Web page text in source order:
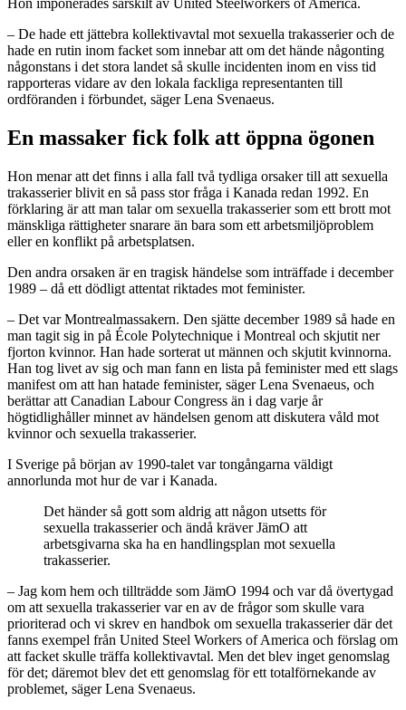
Hon imponerades särskilt av United Steelworkers of America.
– De hade ett jättebra kollektivavtal mot sexuella trakasserier och de
hade en rutin inom facket som innebar att om det hände någonting
någonstans i det stora landet så skulle incidenten inom en viss tid
rapporteras vidare av den lokala fackliga representanten till
ordföranden i förbundet, säger Lena Svenaeus.
En massaker fick folk att öppna ögonen
Hon menar att det finns i alla fall två tydliga orsaker till att sexuella
trakasserier blivit en så pass stor fråga i Kanada redan 1992. En
förklaring är att man talar om sexuella trakasserier som ett brott mot
mänskliga rättigheter snarare än bara som ett arbetsmiljöproblem
eller en konflikt på arbetsplatsen.
Den andra orsaken är en tragisk händelse som inträffade i december
1989 – då ett dödligt attentat riktades mot feminister.
– Det var Montrealmassakern. Den sjätte december 1989 så hade en
man tagit sig in på École Polytechnique i Montreal och skjutit ner
fjorton kvinnor. Han hade sorterat ut männen och skjutit kvinnorna.
Han tog livet av sig och man fann en lista på feminister med ett slags
manifest om att han hatade feminister, säger Lena Svenaeus, och
berättar att Canadian Labour Congress än i dag varje år
högtidlighåller minnet av händelsen genom att diskutera våld mot
kvinnor och sexuella trakasserier.
I Sverige på början av 1990-talet var tongångarna väldigt
annorlunda mot hur de var i Kanada.
Det händer så gott som aldrig att någon utsetts för
sexuella trakasserier och ändå kräver JämO att
arbetsgivarna ska ha en handlingsplan mot sexuella
trakasserier.
– Jag kom hem och tillträdde som JämO 1994 och var då övertygad
om att sexuella trakasserier var en av de frågor som skulle vara
prioriterad och vi skrev en handbok om sexuella trakasserier där det
fanns exempel från United Steel Workers of America och förslag om
att facket skulle träffa kollektivavtal. Men det blev inget genomslag
för det; däremot blev det ett genomslag för ett totalförnekande av
problemet, säger Lena Svenaeus.